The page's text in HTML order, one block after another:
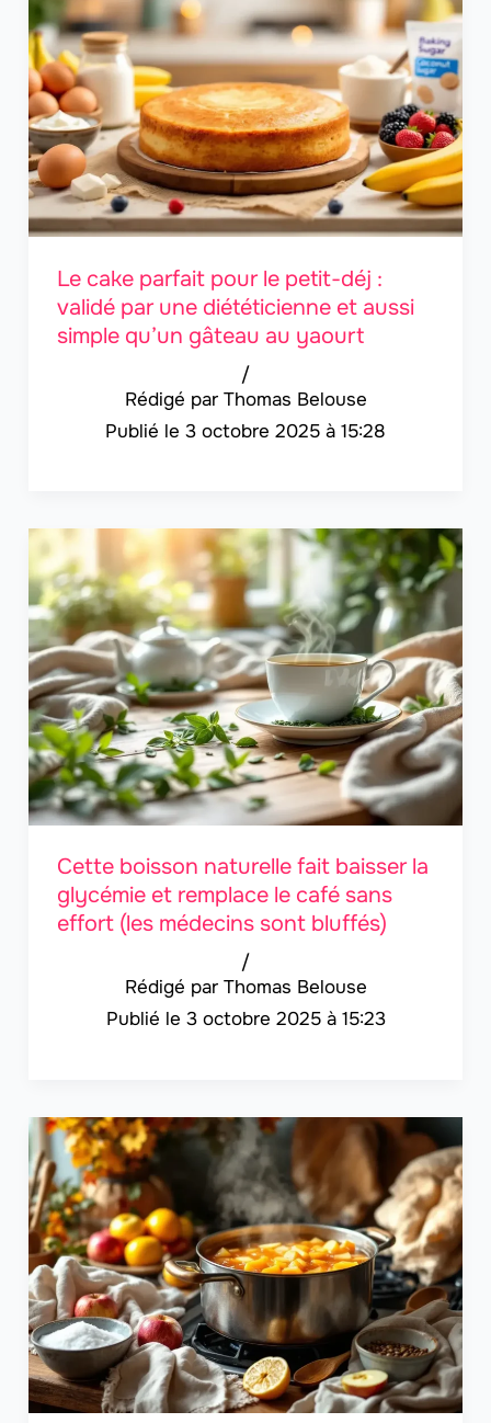
Le cake parfait pour le petit-déj :
validé par une diététicienne et aussi
simple qu’un gâteau au yaourt
Thomas Belouse
/
3 octobre 2025 à 15:28
Cette boisson naturelle fait baisser la
glycémie et remplace le café sans
effort (les médecins sont bluffés)
Thomas Belouse
/
3 octobre 2025 à 15:23